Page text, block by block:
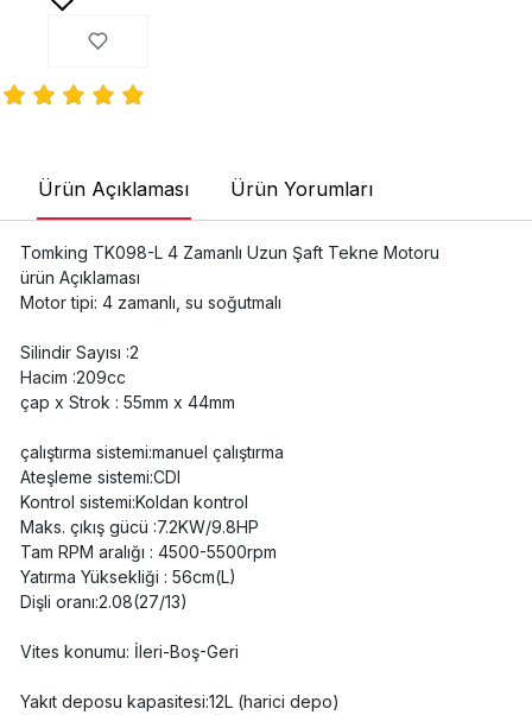
Ürün Açıklaması Ürün Yorumları
Tomking TK098-L 4 Zamanlı Uzun Şaft Tekne Motoru
ürün Açıklaması
Motor tipi: 4 zamanlı, su soğutmalı
Silindir Sayısı :2
Hacim :209cc
çap x Strok : 55mm x 44mm
çalıştırma sistemi:manuel çalıştırma
Ateşleme sistemi:CDI
Kontrol sistemi:Koldan kontrol
Maks. çıkış gücü :7.2KW/9.8HP
Tam RPM aralığı : 4500-5500rpm
Yatırma Yüksekliği : 56cm(L)
Dişli oranı:2.08(27/13)
Vites konumu: İleri-Boş-Geri
Yakıt deposu kapasitesi:12L (harici depo)